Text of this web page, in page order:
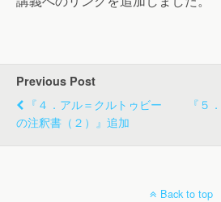
Previous Post
『４．アル＝クルトゥビー
の注釈書（２）』追加
『５
Back to top